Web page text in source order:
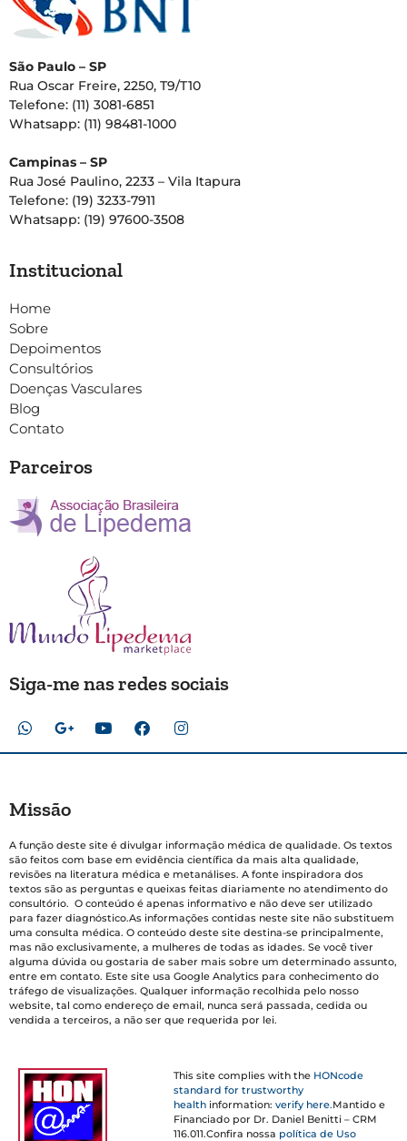
São Paulo – SP
Rua Oscar Freire, 2250, T9/T10
Telefone: (11) 3081-6851
Whatsapp: (11) 98481-1000
Campinas – SP
Rua José Paulino, 2233 – Vila Itapura
Telefone: (19) 3233-7911
Whatsapp: (19) 97600-3508
Institucional
Home
Sobre
Depoimentos
Consultórios
Doenças Vasculares
Blog
Contato
Parceiros
Siga-me nas redes sociais
Missão
A função deste site é divulgar informação médica de qualidade. Os textos
são feitos com base em evidência científica da mais alta qualidade,
revisões na literatura médica e metanálises. A fonte inspiradora dos
textos são as perguntas e queixas feitas diariamente no atendimento do
consultório. O conteúdo é apenas informativo e não deve ser utilizado
para fazer diagnóstico.As informações contidas neste site não substituem
uma consulta médica. O conteúdo deste site destina-se principalmente,
mas não exclusivamente, a mulheres de todas as idades. Se você tiver
alguma dúvida ou gostaria de saber mais sobre um determinado assunto,
entre em contato. Este site usa Google Analytics para conhecimento do
tráfego de visualizações. Qualquer informação recolhida pelo nosso
website, tal como endereço de email, nunca será passada, cedida ou
vendida a terceiros, a não ser que requerida por lei.
This site complies with the HONcode
standard for trustworthy
health information:verify here.Mantido e
Financiado por Dr. Daniel Benitti – CRM
116.011.Confira nossa política de Uso